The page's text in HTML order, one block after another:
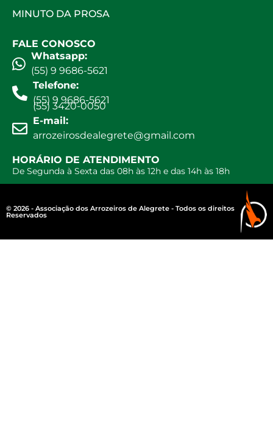
MINUTO DA PROSA
FALE CONOSCO
Whatsapp:
(55) 9 9686-5621
Telefone:
(55) 9 9686-5621
(55) 3420-0050
E-mail:
arrozeirosdealegrete@gmail.com
HORÁRIO DE ATENDIMENTO
De Segunda à Sexta das 08h às 12h e das 14h às 18h
© 2026 - Associação dos Arrozeiros de Alegrete - Todos os direitos
Reservados